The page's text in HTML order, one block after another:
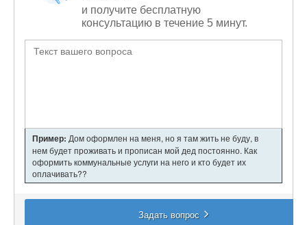
и получите бесплатную
консультацию в течение 5 минут.
Пример: Дом оформлен на меня, но я там жить не буду, в
нем будет проживать и прописан мой дед постоянно. Как
оформить коммунальные услуги на него и кто будет их
оплачивать??
Задать вопрос